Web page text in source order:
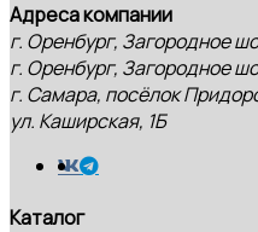
Адреса компании
г. Оренбург, Загородное
г. Оренбург, Загородное
г. Самара, посёлок
ул. Каширская, 1Б
Каталог